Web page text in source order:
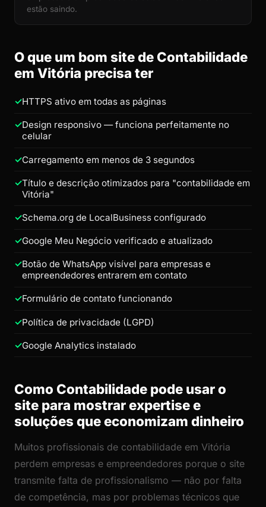
estão saindo.
O que um bom site de Contabilidade
em Vitória precisa ter
HTTPS ativo em todas as páginas
Design responsivo — funciona perfeitamente no
celular
Carregamento em menos de 3 segundos
Título e descrição otimizados para "contabilidade em
Vitória"
Schema.org de LocalBusiness configurado
Google Meu Negócio verificado e atualizado
Botão de WhatsApp visível para empresas e
empreendedores entrarem em contato
Formulário de contato funcionando
Política de privacidade (LGPD)
Google Analytics instalado
Como Contabilidade pode usar o
site para mostrar expertise e
soluções que economizam dinheiro
Muitos profissionais de contabilidade em Vitória
perdem empresas e empreendedores porque o site
transmite falta de profissionalismo — não por falta
de competência, mas por problemas técnicos que